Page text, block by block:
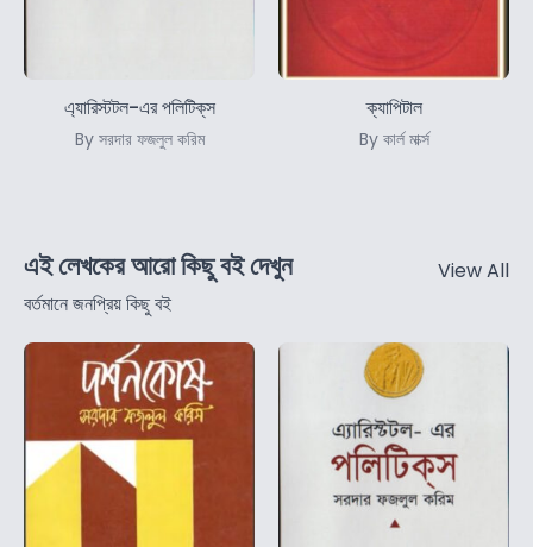
এ্যারিস্টটল-এর পলিটিক্‌স
By সরদার ফজলুল করিম
ক্যাপিটাল
By কার্ল মার্ক্স
এই লেখকের আরো কিছু বই দেখুন
বর্তমানে জনপ্রিয় কিছু বই
View All